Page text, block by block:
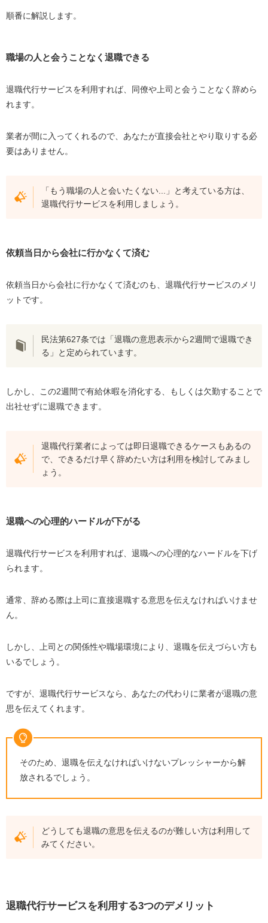
順番に解説します。
職場の人と会うことなく退職できる
退職代行サービスを利用すれば、同僚や上司と会うことなく辞めら
れます。
業者が間に入ってくれるので、あなたが直接会社とやり取りする必
要はありません。
「もう職場の人と会いたくない...」と考えている方は、
退職代行サービスを利用しましょう。
依頼当日から会社に行かなくて済む
依頼当日から会社に行かなくて済むのも、退職代行サービスのメリ
ットです。
民法第627条では「退職の意思表示から2週間で退職でき
る」と定められています。
しかし、この2週間で有給休暇を消化する、もしくは欠勤することで
出社せずに退職できます。
退職代行業者によっては即日退職できるケースもあるの
で、できるだけ早く辞めたい方は利用を検討してみまし
ょう。
退職への心理的ハードルが下がる
退職代行サービスを利用すれば、退職への心理的なハードルを下げ
られます。
通常、辞める際は上司に直接退職する意思を伝えなければいけませ
ん。
しかし、上司との関係性や職場環境により、退職を伝えづらい方も
いるでしょう。
ですが、退職代行サービスなら、あなたの代わりに業者が退職の意
思を伝えてくれます。
そのため、退職を伝えなければいけないプレッシャーから解
放されるでしょう。
どうしても退職の意思を伝えるのが難しい方は利用して
みてください。
退職代行サービスを利用する3つのデメリット